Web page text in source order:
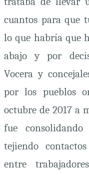
cuantos para que
lo que habría que
abajo y por
Vocera y
por los pueblos
octubre de 2017 a
fue
tejiendo
entre